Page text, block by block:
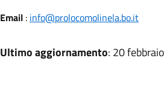
Email: info@prolocomolinela.bo.it
Ultimo aggiornamento: 20